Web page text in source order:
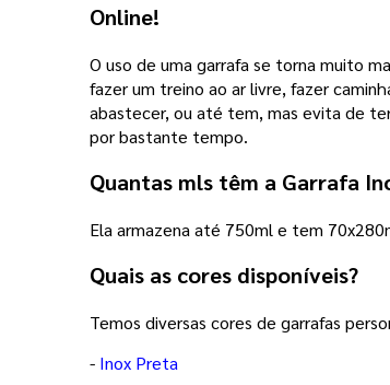
Online!
O uso de uma garrafa se torna muito
fazer um treino ao ar livre, fazer
abastecer, ou até tem, mas evita de
por bastante tempo.
Quantas mls têm a Garrafa
Ela armazena até 750ml e tem
Quais as cores disponíveis?
Temos diversas cores de garrafas
- Inox Preta